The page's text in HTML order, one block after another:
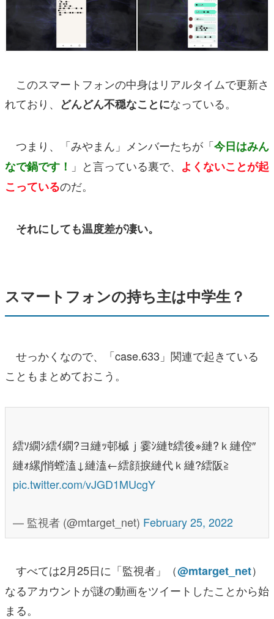
このスマートフォンの中身はリアルタイムで更新さ
れており、
どんどん不穏なことになっている。
つまり、「みやまん」メンバーたちが「今日はみん
なで鍋です！ 」と言っている裏で、 よくないことが起
こっているのだ。
それにしても温度差が凄い。
スマートフォンの持ち主は中学生？
せっかくなので、「case.633」関連で起きている
こともまとめておこう。
繧ｿ繝ｼ繧ｲ繝?ヨ縺ｯ邨槭ｊ霎ｼ縺ｾ繧後※縺?ｋ縺倥″
縺ｫ縲∫悄螳溘↓縺溘←繧顔捩縺代ｋ縺?繧阪≧
pic.twitter.com/vJGD1MUcgY
— 監視者 (@mtarget_net) February 25, 2022
すべては2月25日に「監視者」（@mtarget_net）
なるアカウントが謎の動画をツイートしたことから始
まる。